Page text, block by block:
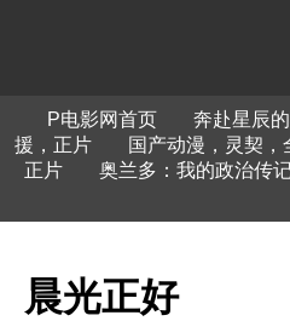
P电影网首页 奔赴星辰
援，正片
国产动漫，灵契，
正片
奥兰多：我的政治传
晨光正好